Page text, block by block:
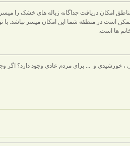
امکان دریافت جداگانه زباله های خشک را میسر
در منطقه شما این امکان میسر نباشد. با
ها است.
، خورشیدی و ... برای مردم عادی وجود دارد؟ اگر